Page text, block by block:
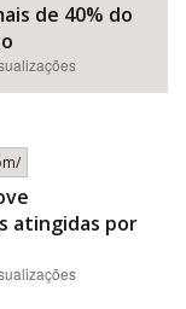
de 40% do
atingidas por